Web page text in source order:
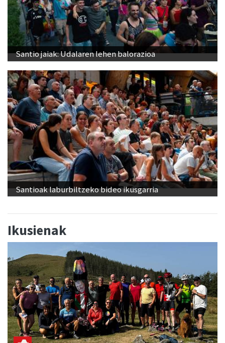
Santio jaiak: Udalaren lehen balorazioa
Santioak laburbiltzeko bideo ikusgarria
Ikusienak